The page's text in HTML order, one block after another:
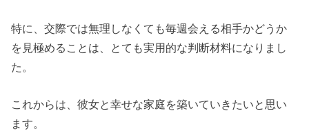
特に、交際では無理しなくても毎週会える相手かどうか
を見極めることは、とても実用的な判断材料になりまし
た。
これからは、彼女と幸せな家庭を築いていきたいと思い
ます。